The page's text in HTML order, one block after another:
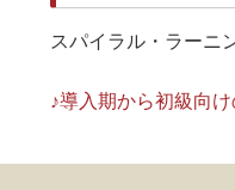
スパイラル・ラーニ
♪導入期から初級向